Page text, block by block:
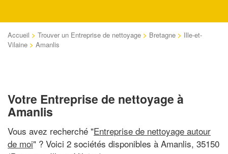
Accueil > Trouver un Entreprise de nettoyage > Bretagne > Ille-et-
Vilaine > Amanlis
Votre Entreprise de nettoyage à
Amanlis
Vous avez recherché "Entreprise de nettoyage autour
de moi" ? Voici 2 sociétés disponibles à Amanlis, 35150